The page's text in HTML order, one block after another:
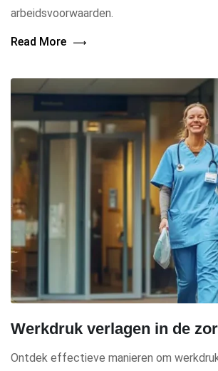
arbeidsvoorwaarden.
Read More
Werkdruk verlagen in de
Ontdek effectieve manieren om